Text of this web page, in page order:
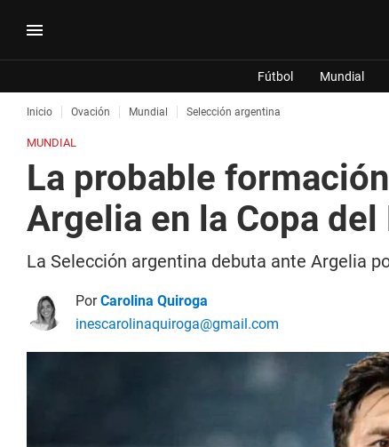
Fútbol Mundial
Inicio Ovación Mundial Selección argentina
MUNDIAL
La probable
Argelia en la Copa
La Selección argentina debuta ante Argelia
PorCarolina Quiroga
inescarolinaquiroga@gmail.com